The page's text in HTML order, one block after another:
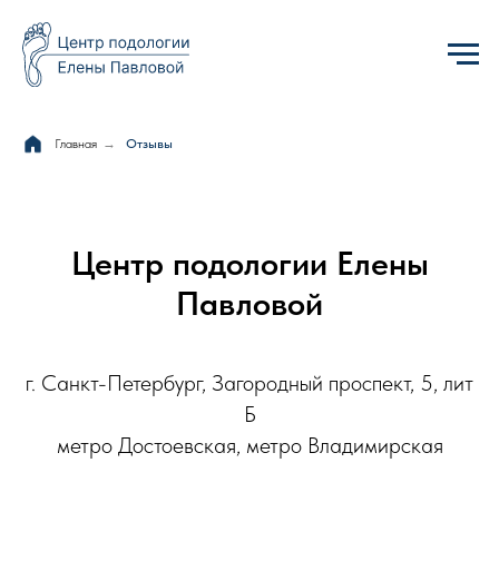
Главная → Отзывы
Центр подологии Елены
Павловой
г. Санкт-Петербург, Загородный проспект, 5, лит
Б
метро Достоевская, метро Владимирская